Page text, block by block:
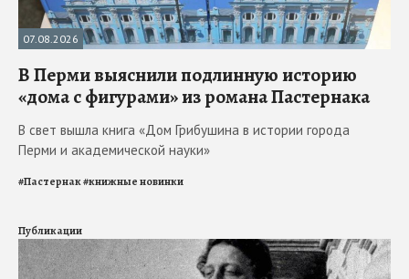
07.08.2026
В Перми выяснили подлинную историю
«дома с фигурами» из романа Пастернака
В свет вышла книга «Дом Грибушина в истории города
Перми и академической науки»
#Пастернак#книжные новинки
Публикации